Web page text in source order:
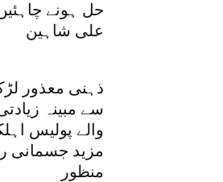
حل ہونے
علی شاہین
ذہنی معذور
سے مبینہ
والے پولیس
مزید جسمانی
منظور